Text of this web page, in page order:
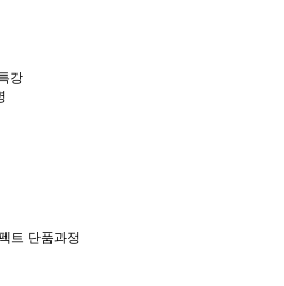
강
트 단품과정